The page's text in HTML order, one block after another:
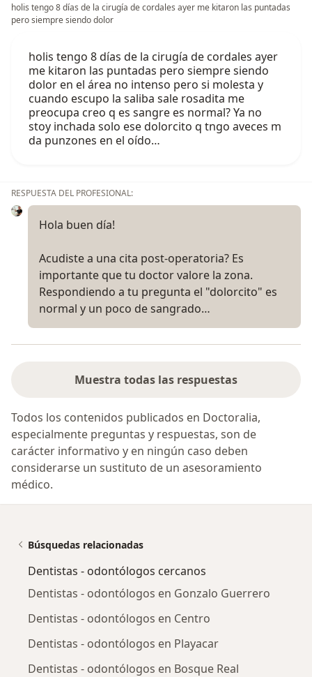
holis tengo 8 días de la cirugía de cordales ayer me kitaron las puntadas
pero siempre siendo dolor
holis tengo 8 días de la cirugía de cordales ayer
me kitaron las puntadas pero siempre siendo
dolor en el área no intenso pero si molesta y
cuando escupo la saliba sale rosadita me
preocupa creo q es sangre es normal? Ya no
stoy inchada solo ese dolorcito q tngo aveces m
da punzones en el oído…
RESPUESTA DEL PROFESIONAL:
Hola buen día!
Acudiste a una cita post-operatoria? Es
importante que tu doctor valore la zona.
Respondiendo a tu pregunta el "dolorcito" es
normal y un poco de sangrado…
Muestra todas las respuestas
Todos los contenidos publicados en Doctoralia,
especialmente preguntas y respuestas, son de
carácter informativo y en ningún caso deben
considerarse un sustituto de un asesoramiento
médico.
Búsquedas relacionadas
Dentistas - odontólogos cercanos
Dentistas - odontólogos en Gonzalo Guerrero
Dentistas - odontólogos en Centro
Dentistas - odontólogos en Playacar
Dentistas - odontólogos en Bosque Real